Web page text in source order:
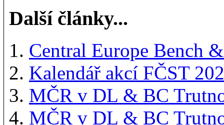
Další články...
Central Europe Bench
Kalendář akcí FČST
MČR v DL & BC
MČR v DL & BC